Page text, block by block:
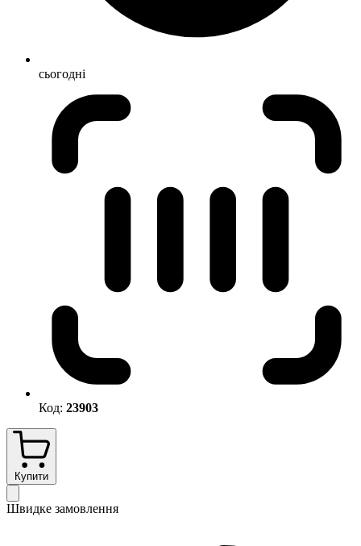
сьогодні
Код: 23903
Купити
Швидке замовлення